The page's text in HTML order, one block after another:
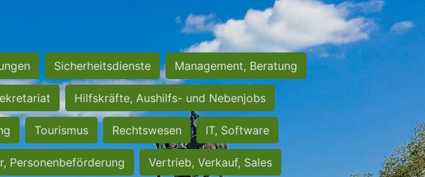
Sicherheitsdienste Management, Beratung
Hilfskräfte, Aushilfs- und Nebenjobs
Tourismus Rechtswesen IT, Software
Personenbeförderung Vertrieb, Verkauf, Sales